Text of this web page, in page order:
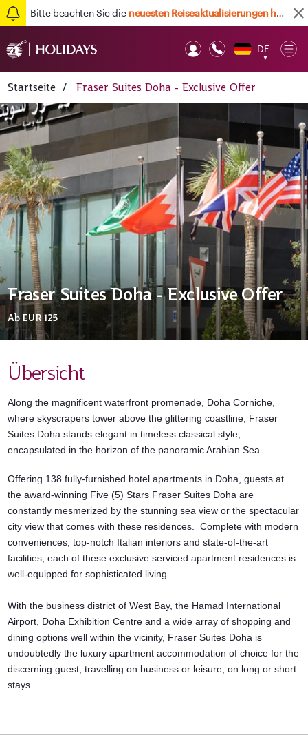
Bitte beachten Sie die neuesten Reiseaktualisierungen hier
DE
▼
Startseite / Fraser Suites Doha - Exclusive Offer
Fraser Suites Doha - Exclusive Offer
Ab EUR 125
Übersicht
Along the magnificent waterfront promenade, Doha Corniche,
where skyscrapers tower above the glittering coastline, Fraser
Suites Doha stands elegant in timeless classical style,
encapsulated in the horizon of the panoramic Arabian Sea.
Offering 138 fully-furnished hotel apartments in Doha, guests at
the award-winning Five (5) Stars Fraser Suites Doha are
constantly mesmerized by the stunning sea view or the spectacular
city view that comes with these residences. Complete with modern
conveniences, top-notch Italian interiors and state-of-the-art
facilities, each of these exclusive serviced apartment residences is
well-equipped for sophisticated living.
With the business district of West Bay, the Hamad International
Airport, Doha Exhibition Centre and a wide array of shopping and
dining options well within the vicinity, Fraser Suites Doha is
undoubtedly the luxury apartment accommodation of choice for the
discerning guest, travelling on business or leisure, on long or short
stays